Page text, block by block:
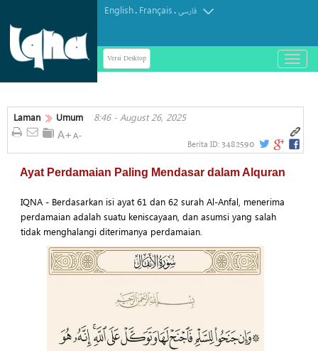
English. Français.فارسی
Versi Desktop
باز
و
کردن
Laman Umum 8:46 - August 26, 2025
Berita ID: 3482590
Ayat Perdamaian Paling Mendasar dalam Alquran
IQNA - Berdasarkan isi ayat 61 dan 62 surah Al-Anfal, menerima
perdamaian adalah suatu keniscayaan, dan asumsi yang salah
tidak menghalangi diterimanya perdamaian.